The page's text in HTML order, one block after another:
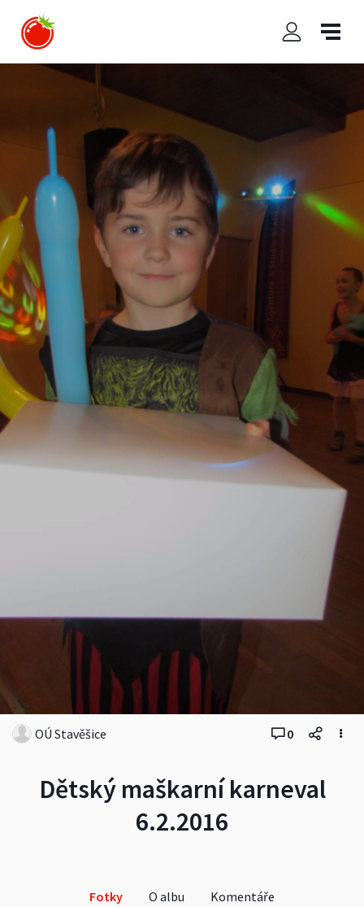
Dětský maškarní karneval
6.2.2016
OÚ Stavěšice 0
Fotky O albu Komentáře